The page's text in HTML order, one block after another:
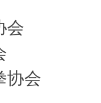
会
协会